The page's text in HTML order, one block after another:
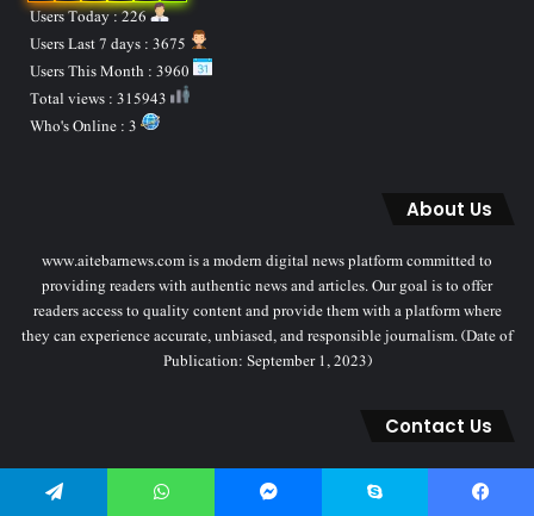
Users Today : 226
About Us
www.aitebarnews.com is a modern digital news platform committed to
providing readers with authentic news and articles. Our goal is to offer
readers access to quality content and provide them with a platform where
they can experience accurate, unbiased, and responsible journalism. (Date of
Publication: September 1, 2023)
Contact Us
We welcome your feedback, suggestions, and inquiries. You can reach us via:
• Email: [aitebarnews@gmail.com] • Phone: [9028167307] • Address: